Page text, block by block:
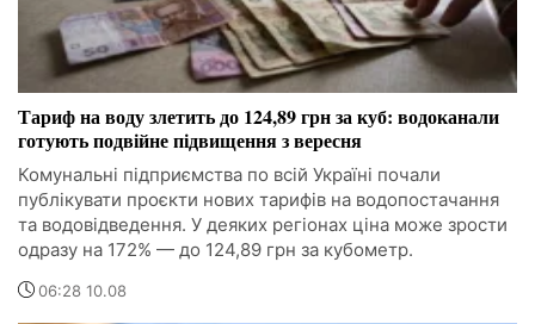
Тариф на воду злетить до 124,89 грн за куб: водоканали
готують подвійне підвищення з вересня
Комунальні підприємства по всій Україні почали
публікувати проєкти нових тарифів на водопостачання
та водовідведення. У деяких регіонах ціна може зрости
одразу на 172% — до 124,89 грн за кубометр.
06:28 10.08